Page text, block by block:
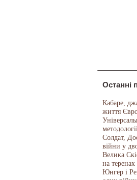
Останні
Кабаре,
життя
Солдат,
війни у
Велика
на
Юнгер і